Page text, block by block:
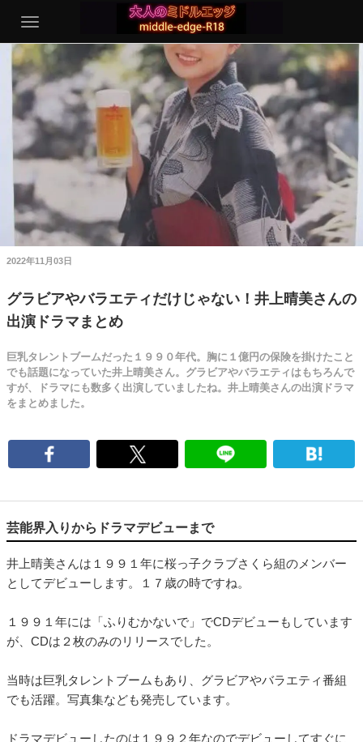
2022年11月03日
グラビアやバラエティだけじゃない！井上晴美さんの
出演ドラマまとめ
巨乳タレントブームだった１９９０年代。胸に１億円の保険を掛けたこと
でも話題になっていた井上晴美さん。グラビアやバラエティはもちろんで
すが、ドラマにも数多く出演していましたね。井上晴美さんの出演ドラマ
をまとめました。
芸能界入りからドラマデビューまで
井上晴美さんは１９９１年に桜っ子クラブさくら組のメンバー
としてデビューします。１７歳の時ですね。
１９９１年には「ふりむかないで」でCDデビューもしています
が、CDは２枚のみのリリースでした。
当時は巨乳タレントブームもあり、グラビアやバラエティ番組
でも活躍。写真集なども発売しています。
ドラマデビューしたのは１９９２年なのでデビューしてすぐに